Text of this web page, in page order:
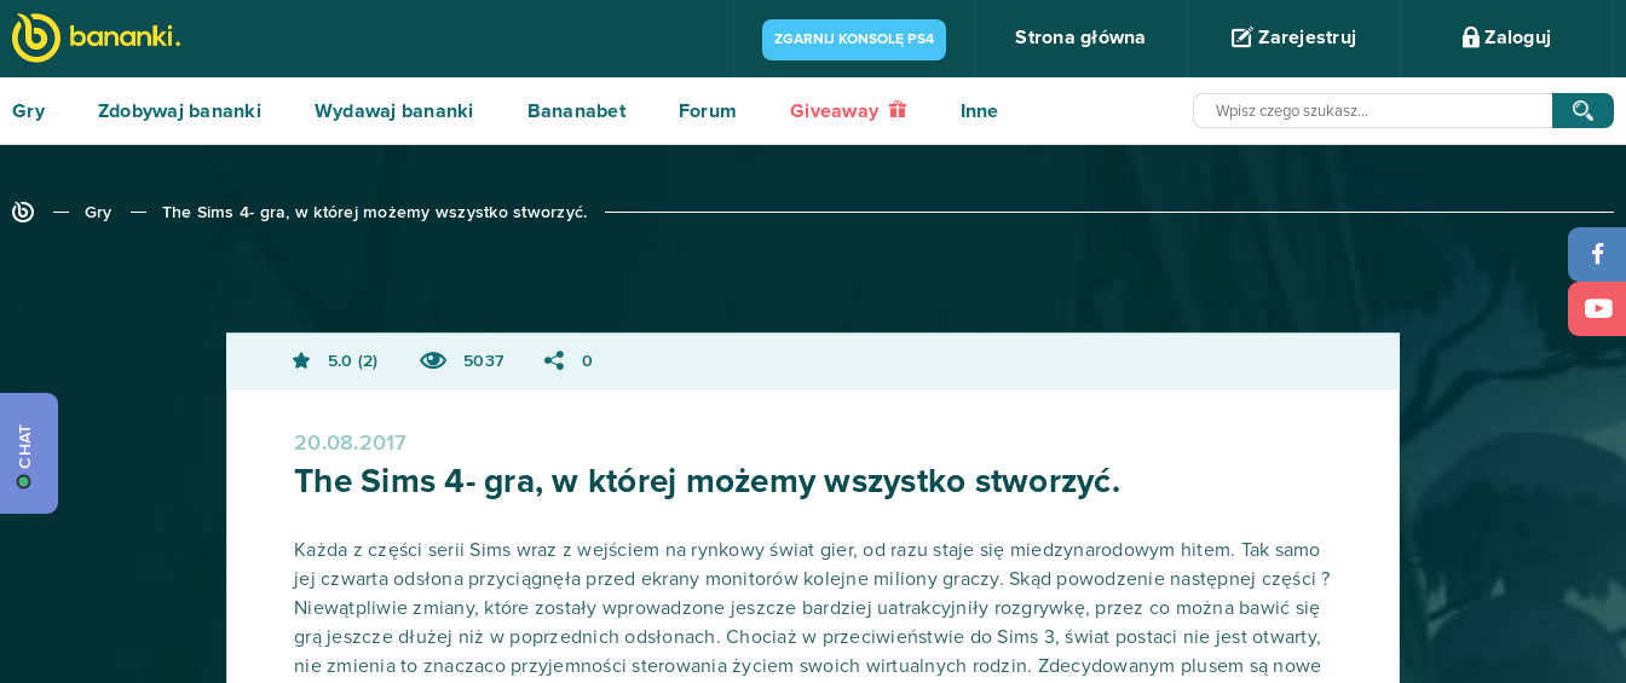
ZGARNIJ KONSOLĘ PS4 Strona główna Zarejestruj Zaloguj
Gry Zdobywaj bananki Wydawaj bananki Bananabet Forum Giveaway Inne
Gry The Sims 4- gra, w której możemy wszystko stworzyć.
5.0 2 5037 0
20.08.2017
The Sims 4- gra, w której możemy wszystko stworzyć.
Każda z części serii Sims wraz z wejściem na rynkowy świat gier, od razu staje się miedzynarodowym hitem. Tak samo
jej czwarta odsłona przyciągnęła przed ekrany monitorów kolejne miliony graczy. Skąd powodzenie następnej części ?
Niewątpliwie zmiany, które zostały wprowadzone jeszcze bardziej uatrakcyjniły rozgrywkę, przez co można bawić się
grą jeszcze dłużej niż w poprzednich odsłonach. Chociaż w przeciwieństwie do Sims 3, świat postaci nie jest otwarty,
nie zmienia to znaczaco przyjemności sterowania życiem swoich wirtualnych rodzin. Zdecydowanym plusem są nowe
CHAT